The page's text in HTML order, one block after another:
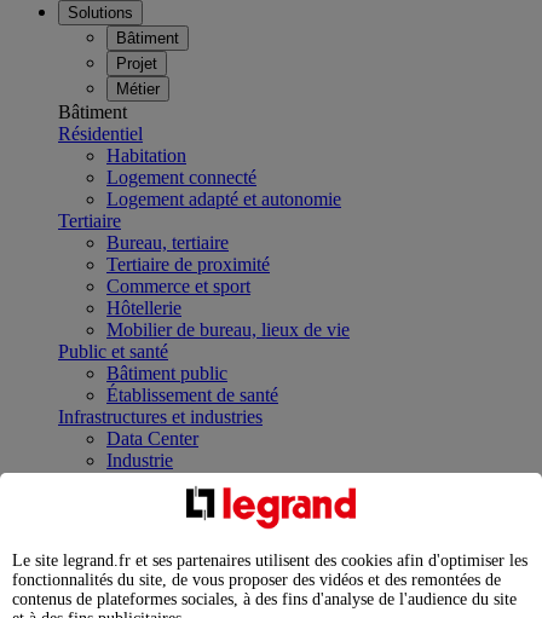
Solutions
Bâtiment
Projet
Métier
Bâtiment
Résidentiel
Habitation
Logement connecté
Logement adapté et autonomie
Tertiaire
Bureau, tertiaire
Tertiaire de proximité
Commerce et sport
Hôtellerie
Mobilier de bureau, lieux de vie
Public et santé
Bâtiment public
Établissement de santé
Infrastructures et industries
Data Center
Industrie
Infrastructures
Contrôler et planifier le fonctionnement des appareils
Répartir et optimiser son tableau électrique
Legrand Data Center Solutions : concentrer les
expertises au service de vos performances
Le site legrand.fr et ses partenaires utilisent des cookies afin d'optimiser les
fonctionnalités du site, de vous proposer des vidéos et des remontées de
contenus de plateformes sociales, à des fins d'analyse de l'audience du site